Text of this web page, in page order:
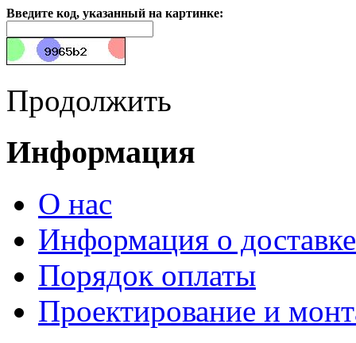
Введите код, указанный на картинке:
Продолжить
Информация
О нас
Информация о доставке
Порядок оплаты
Проектирование и